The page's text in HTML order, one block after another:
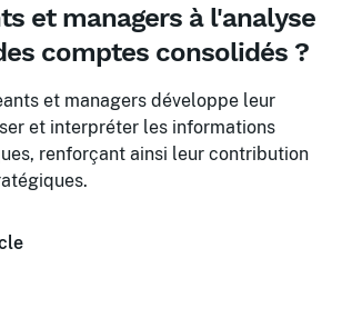
et managers à l'analyse
comptes consolidés ?
et managers développe leur
et interpréter les informations
renforçant ainsi leur contribution